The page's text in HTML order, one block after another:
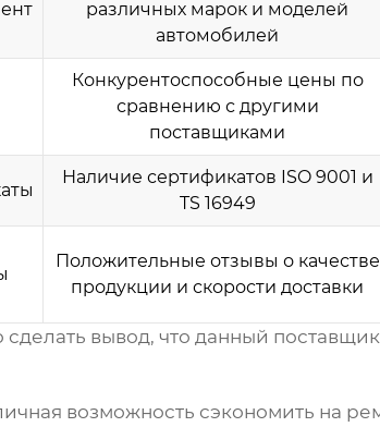
различных марок и моделей
автомобилей
Конкурентоспособные цены по
сравнению с другими
поставщиками
Наличие сертификатов ISO 9001 и
TS 16949
Положительные отзывы о качестве
продукции и скорости доставки
вывод, что данный
возможность сэкономить на